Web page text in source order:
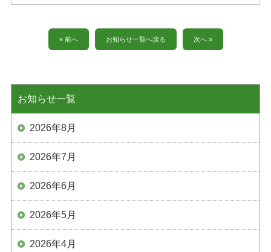
« 前へ お知らせ一覧へ戻る 次へ »
お知らせ一覧
2026年8月
2026年7月
2026年6月
2026年5月
2026年4月